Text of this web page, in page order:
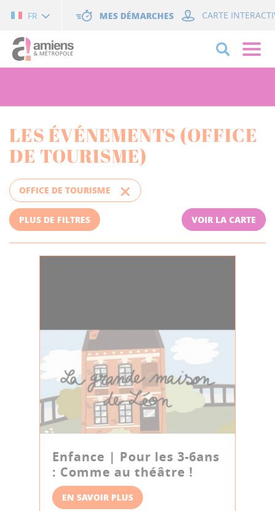
FR MES DÉMARCHES CARTE
LES ÉVÉNEMENTS (OFFICE
DE TOURISME)
OFFICE DE TOURISME
PLUS DE FILTRES VOIR LA CARTE
Enfance | Pour les 3-6ans
: Comme au théâtre !
EN SAVOIR PLUS